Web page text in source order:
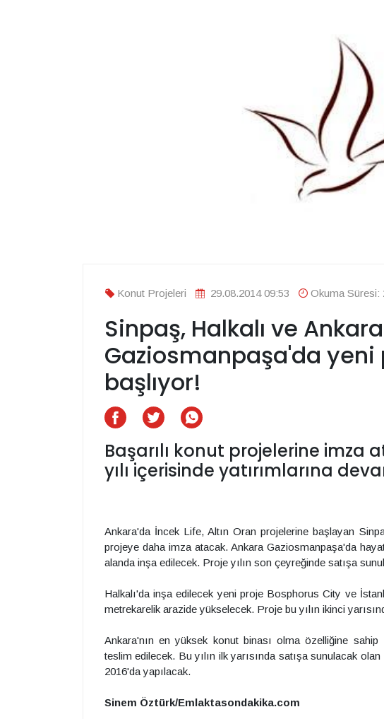
Konut Projeleri 29.08.2014 09:53 Okuma Süresi:
Sinpaş, Halkalı ve Ankara
Gaziosmanpaşa'da yeni
başlıyor!
Başarılı konut projelerine imza
yılı içerisinde yatırımlarına
Ankara'da İncek Life, Altın Oran projelerine başlayan
projeye daha imza atacak. Ankara Gaziosmanpaşa'da
alanda inşa edilecek. Proje yılın son çeyreğinde satışa
Halkalı'da inşa edilecek yeni proje Bosphorus City ve
metrekarelik arazide yükselecek. Proje bu yılın ikinci
Ankara'nın en yüksek konut binası olma özelliğine
teslim edilecek. Bu yılın ilk yarısında satışa sunulacak
2016'da yapılacak.
Sinem Öztürk/Emlaktasondakika.com